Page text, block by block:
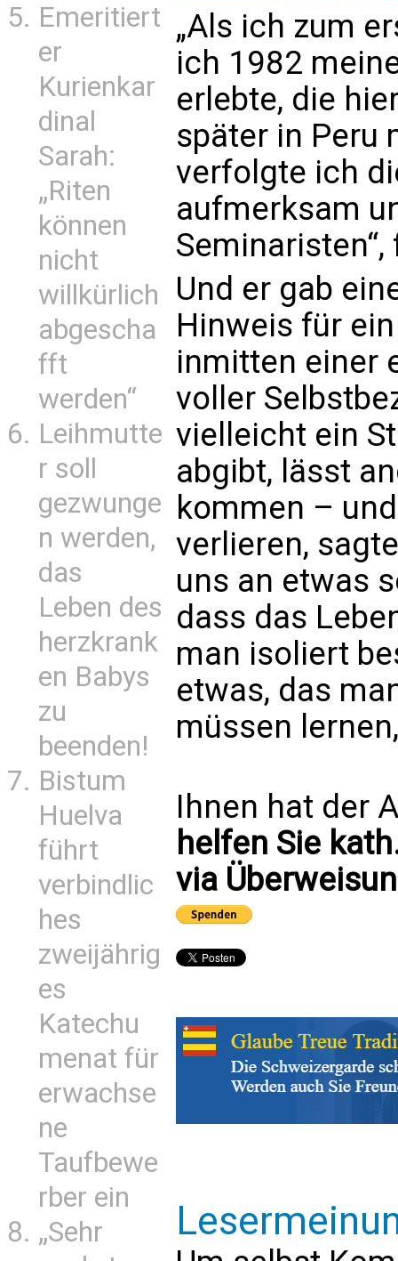
Emeritiert
er
Kurienkar
dinal
Sarah:
„Riten
können
nicht
willkürlich
abgescha
fft
werden“
Leihmutte
r soll
gezwunge
n werden,
das
Leben des
herzkrank
en Babys
zu
beenden!
Bistum
Huelva
führt
verbindlic
hes
zweijährig
es
Katechu
menat für
erwachse
ne
Taufbewe
rber ein
„Sehr
„Als ich zum
ich 1982
erlebte, die
später in Peru
verfolgte ich
aufmerksam
Und er gab
Hinweis für
inmitten einer
voller
vielleicht ein
abgibt, lässt
kommen –
verlieren,
uns an etwas
dass das
man isoliert
etwas, das
müssen
Ihnen hat der
helfen Sie
via